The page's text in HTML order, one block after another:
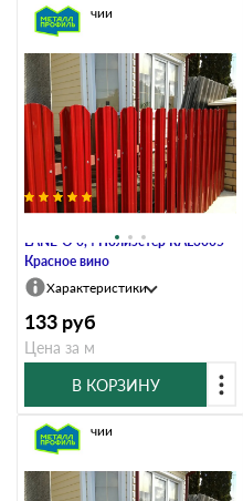
LАNE-O 0,4 Полиэстер RAL3005
Красное вино
В наличии
Характеристики
133 руб
Цена за м
В КОРЗИНУ
В наличии